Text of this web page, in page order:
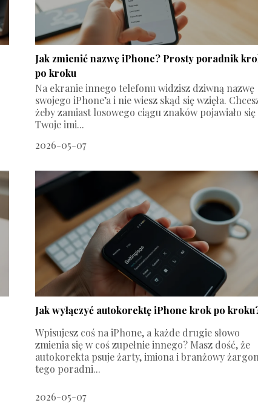
Jak zmienić nazwę iPhone? Prosty poradnik
po kroku
Na ekranie innego telefonu widzisz dziwną nazwę
swojego iPhone’a i nie wiesz skąd się wzięła.
żeby zamiast losowego ciągu znaków pojawiało się
Twoje imi...
2026-05-07
Jak wyłączyć autokorektę iPhone krok po
Wpisujesz coś na iPhone, a każde drugie słowo
zmienia się w coś zupełnie innego? Masz dość, że
autokorekta psuje żarty, imiona i branżowy
tego poradni...
2026-05-07